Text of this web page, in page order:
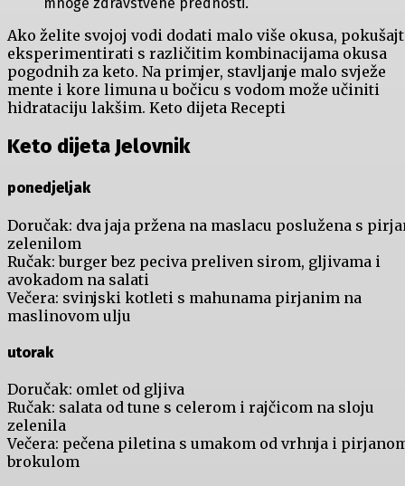
Ako želite svojoj vodi dodati malo više okusa,
eksperimentirati s različitim kombinacijama okusa
pogodnih za keto. Na primjer, stavljanje malo svježe
mente i kore limuna u bočicu s vodom može učiniti
hidrataciju lakšim. Keto dijeta Recepti
Keto dijeta Jelovnik
ponedjeljak
Doručak: dva jaja pržena na maslacu poslužena s
zelenilom
Ručak: burger bez peciva preliven sirom, gljivama i
avokadom na salati
Večera: svinjski kotleti s mahunama pirjanim na
maslinovom ulju
utorak
Doručak: omlet od gljiva
Ručak: salata od tune s celerom i rajčicom na sloju
zelenila
Večera: pečena piletina s umakom od vrhnja i
brokulom